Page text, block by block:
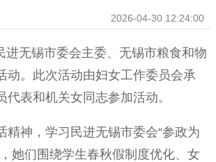
2026-04-30 12:24:00
无锡市委会主委、无锡市粮食和物
动。此次活动由妇女工作委员会承
表和机关女同志参加活动。
神，学习民进无锡市委会“参政为
她们围绕学生春秋假制度优化、女